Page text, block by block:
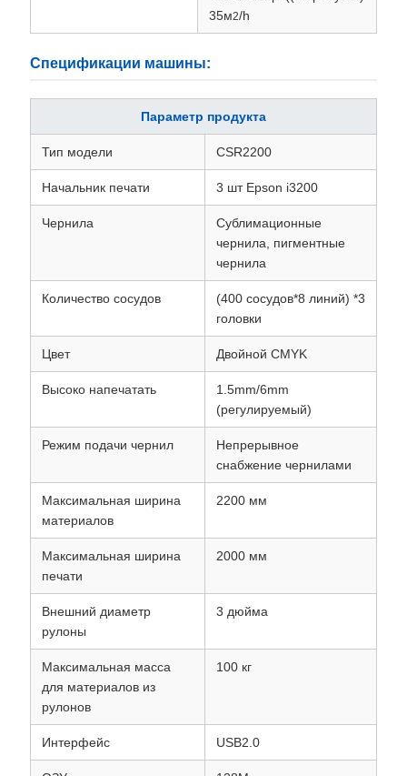
35м2/h
Спецификации машины:
Параметр продукта
Тип модели CSR2200
Начальник печати 3 шт Epson i3200
Чернила
Сублимационные
чернила, пигментные
чернила
Количество сосудов
(400 сосудов*8 линий) *3
головки
Цвет Двойной CMYK
Высоко напечатать
1.5mm/6mm
(регулируемый)
Режим подачи чернил
Непрерывное
снабжение чернилами
Максимальная ширина
материалов
2200 мм
Максимальная ширина
печати
2000 мм
Внешний диаметр
рулоны
3 дюйма
Максимальная масса
для материалов из
рулонов
100 кг
Интерфейс USB2.0